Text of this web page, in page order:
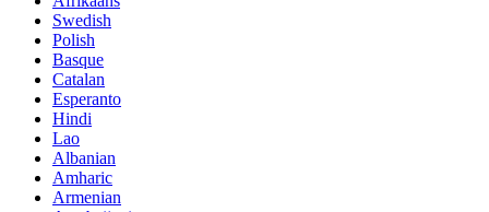
Swedish
Polish
Basque
Catalan
Esperanto
Hindi
Lao
Albanian
Amharic
Armenian